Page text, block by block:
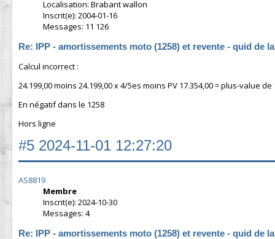
Localisation: Brabant wallon
Inscrit(e): 2004-01-16
Messages: 11 126
Re: IPP - amortissements moto (1258) et revente - quid de
Calcul incorrect :
24.199,00 moins 24.199,00 x 4/5es moins PV 17.354,00 = plus-value
En négatif dans le 1258
Hors ligne
#5 2024-11-01 12:27:20
AS8819
Membre
Inscrit(e): 2024-10-30
Messages: 4
Re: IPP - amortissements moto (1258) et revente - quid de